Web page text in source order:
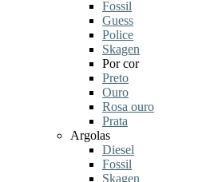
Fossil
Guess
Police
Skagen
Por cor
Preto
Ouro
Rosa ouro
Prata
Argolas
Diesel
Fossil
Skagen